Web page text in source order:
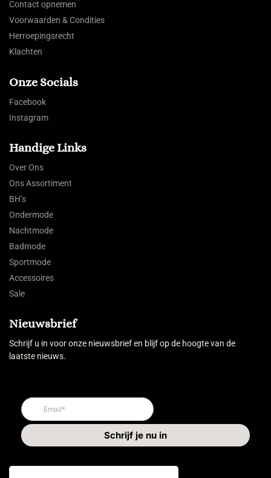
Contact opnemen
Voorwaarden & Condities
Herroepingsrecht
Klachten
Onze Socials
Facebook
Instagram
Handige Links
Over Ons
Ons Assortiment
BH’s
Ondermode
Nachtmode
Badmode
Sportmode
Accessoires
Sale
Nieuwsbrief
Schrijf u in voor onze nieuwsbrief en blijf op de hoogte van de
laatste nieuws.